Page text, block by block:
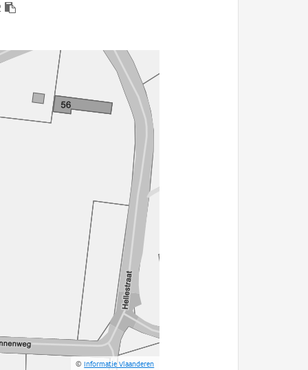
©Informatie Vlaanderen